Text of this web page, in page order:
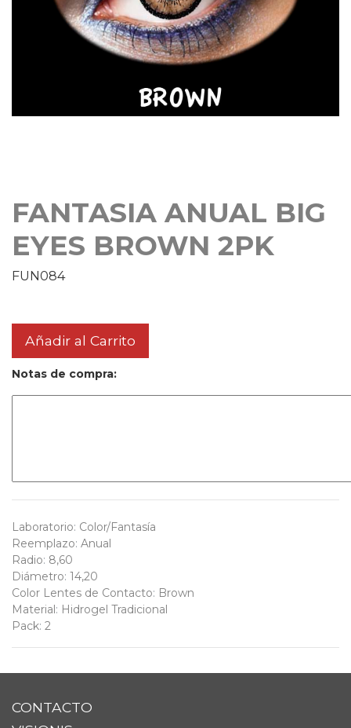
FANTASIA ANUAL BIG
EYES BROWN 2PK
FUN084
Añadir al Carrito
Notas de compra:
Laboratorio: Color/Fantasía
Reemplazo: Anual
Radio: 8,60
Diámetro: 14,20
Color Lentes de Contacto: Brown
Material: Hidrogel Tradicional
Pack: 2
CONTACTO